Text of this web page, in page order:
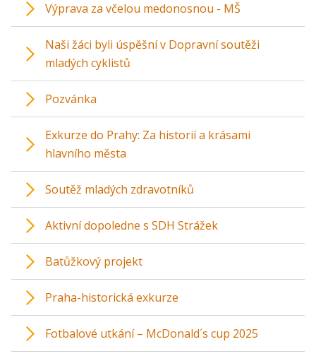
Výprava za včelou medonosnou - MŠ
Naši žáci byli úspěšní v Dopravní soutěži
mladých cyklistů
Pozvánka
Exkurze do Prahy: Za historií a krásami
hlavního města
Soutěž mladých zdravotníků
Aktivní dopoledne s SDH Strážek
Batůžkový projekt
Praha-historická exkurze
Fotbalové utkání – McDonald´s cup 2025